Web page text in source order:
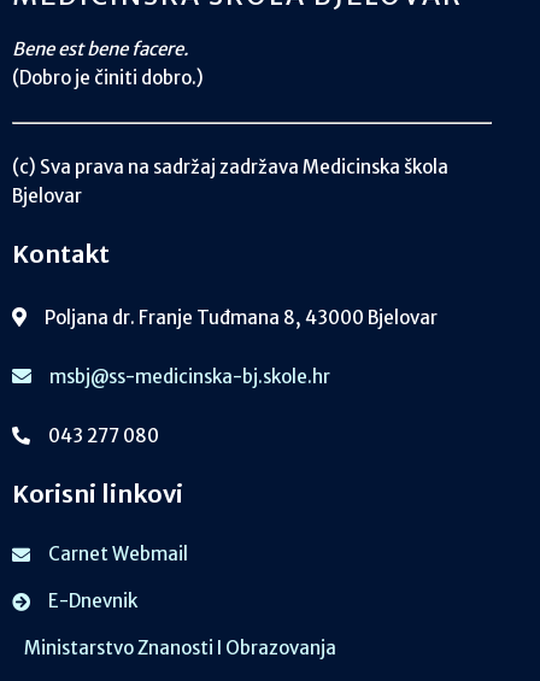
Bene est bene facere.
(Dobro je činiti dobro.)
(c) Sva prava na sadržaj zadržava Medicinska škola
Bjelovar
Kontakt
Poljana dr. Franje Tuđmana 8, 43000 Bjelovar
msbj@ss-medicinska-bj.skole.hr
043 277 080
Korisni linkovi
Carnet Webmail
E-Dnevnik
Ministarstvo Znanosti I Obrazovanja